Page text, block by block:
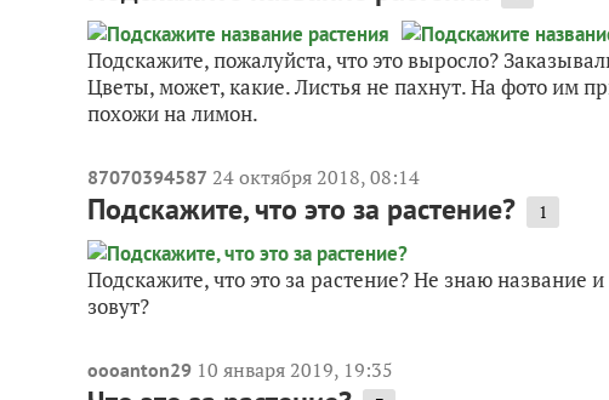
Подскажите, пожалуйста, что это выросло?
Цветы, может, какие. Листья не пахнут. На фото им
похожи на лимон.
87070394587 24 октября 2018, 08:14
Подскажите, что это за растение? 1
Подскажите, что это за растение? Не знаю название
зовут?
oooanton29 10 января 2019, 19:35